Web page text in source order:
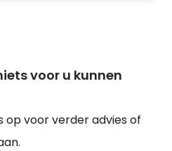
voor u kunnen
voor verder advies of